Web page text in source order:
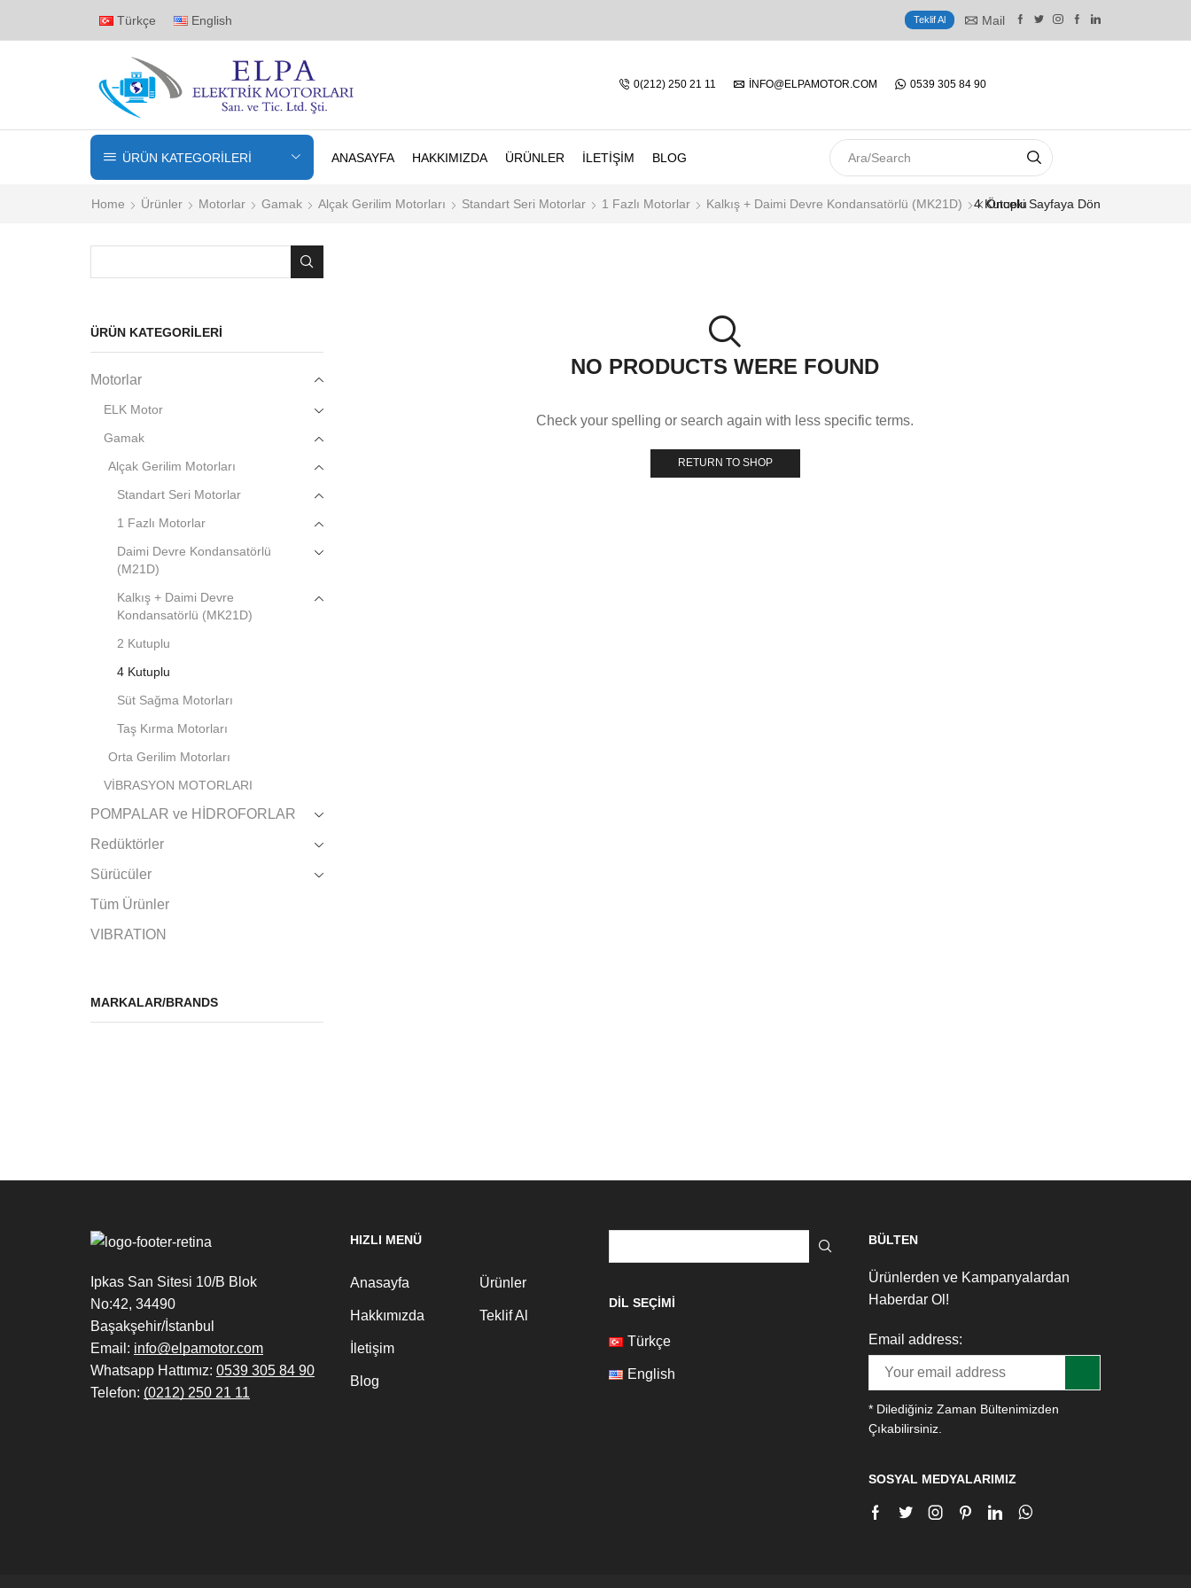
Türkçe English Teklif Al Mail
0(212) 250 21 11 INFO@ELPAMOTOR.COM 0539 305 84 90
ÜRÜN KATEGORİLERİ ANASAYFA HAKKIMIZDA ÜRÜNLER İLETIŞIM BLOG
Home
Ürünler Motorlar Gamak Alçak Gerilim Motorları Standart Seri Motorlar 1 Fazlı Motorlar Kalkış + Daimi Devre Kondansatörlü (MK21D) 4 Kutuplu
Önceki Sayfaya Dön
NO PRODUCTS WERE FOUND
Check your spelling or search again with less specific terms.
RETURN TO SHOP
ÜRÜN KATEGORILERI
Motorlar
ELK Motor
Gamak
Alçak Gerilim Motorları
Standart Seri Motorlar
1 Fazlı Motorlar
Daimi Devre Kondansatörlü
(M21D)
Kalkış + Daimi Devre
Kondansatörlü (MK21D)
2 Kutuplu
4 Kutuplu
Süt Sağma Motorları
Taş Kırma Motorları
Orta Gerilim Motorları
VİBRASYON MOTORLARI
POMPALAR ve HİDROFORLAR
Redüktörler
Sürücüler
Tüm Ürünler
VIBRATION
MARKALAR/BRANDS
Ipkas San Sitesi 10/B Blok
No:42, 34490
Başakşehir/İstanbul
Email: info@elpamotor.com
Whatsapp Hattımız: 0539 305 84 90
Telefon: (0212) 250 21 11
HIZLI MENÜ
Anasayfa
Hakkımızda
İletişim
Blog
Ürünler
Teklif Al
for:
DIL SEÇIMI
Türkçe
English
BÜLTEN
Ürünlerden ve Kampanyalardan
Haberdar Ol!
Email address:
* Dilediğiniz Zaman Bültenimizden
Çıkabilirsiniz.
SOSYAL MEDYALARIMIZ